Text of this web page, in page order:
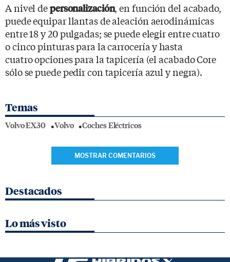
A nivel depersonalización, en función del acabado,
puede equipar llantas de aleación aerodinámicas
entre 18 y 20 pulgadas; se puede elegir entre cuatro
o cinco pinturas para la carrocería y hasta
cuatro opciones para la tapicería (el acabado Core
sólo se puede pedir con tapicería azul y negra).
Temas
Volvo EX30 Volvo Coches Eléctricos
MOSTRAR COMENTARIOS
Destacados
Lo más visto